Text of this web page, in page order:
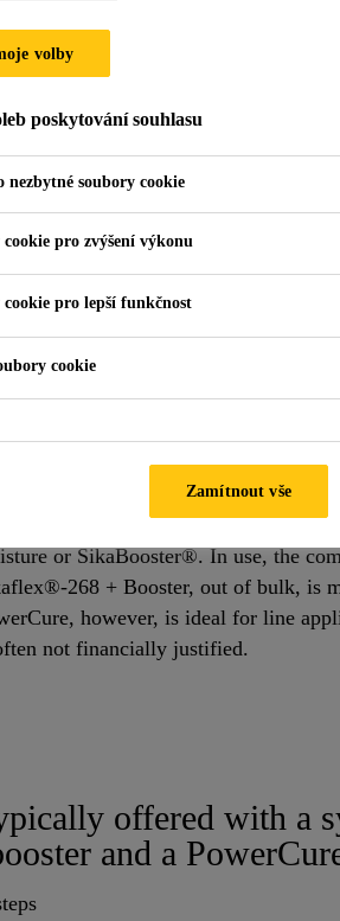
PowerCure Adhesives |
product systems for the
the PowerCure system. These
or SikaBooster®. In use, the
268 + Booster, out of bulk, is
however, is ideal for line
not financially justified.
offered with a
and a
volby
poskytování souhlasu
nezbytné soubory cookie
cookie pro zvýšení výkonu
cookie pro lepší funkčnost
cookie
Zamítnout vše